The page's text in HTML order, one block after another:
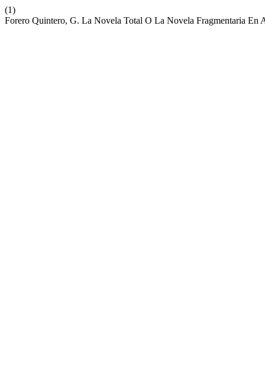
(1)
Forero Quintero, G. La Novela Total O La Novela Fragmentaria